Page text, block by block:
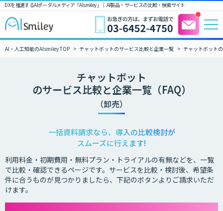
DXを推進するAIポータルメディア「AIsmiley」｜ AI製品・サービスの比較・検索サイト
AI・人工知能のAIsmiley TOP チャットボットのサービス比較と企業一覧 チャットボット
チャットボット
のサービス比較と企業一覧（FAQ）
（卸売）
一括資料請求なら、導入の比較検討が
スムーズに行えます!
利用料金・初期費用・無料プラン・トライアルの有無などを、一覧
で比較・確認できるページです。サービスを比較・検討後、希望条
件に合うものが見つかりましたら、下記のボタンよりご請求いただ
けます。